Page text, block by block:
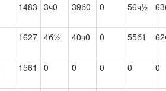
1483 3ч0 39б0 0 56ч½
1627 4б½ 40ч0 0 55б1
1561 0 0 0 0 0